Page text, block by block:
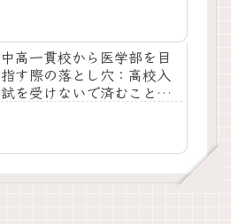
中高一貫校から医学部を目
指す際の落とし穴：高校入
試を受けないで済むことの